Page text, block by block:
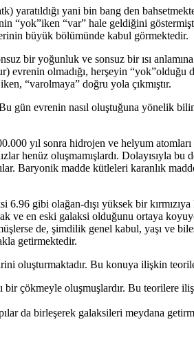
yani bin bang den
“yok”iken “var” hale geldiğini
büyük bölümünde kabul görmektedir.
bir yoğunluk ve sonsuz bir ısı
evrenin olmadığı, herşeyin
“varolmaya” doğru yola çıkmıştır.
evrenin nasıl oluştuğuna yönelik
yıl sonra hidrojen ve helyum
henüz oluşmamışlardı. Dolayısıyla bu
Baryonik madde kütleleri karanlık
gibi olağan-dışı yüksek bir
ve en eski galaksi olduğunu ortaya
de, şimdilik genel kabul, yaşı ve
getirmektedir.
oluşturmaktadır. Bu konuya ilişkin
çökmeyle oluşmuşlardır. Bu teorilere
da birleşerek galaksileri meydana